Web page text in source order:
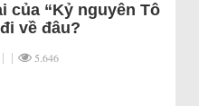
của “Kỷ nguyên Tô
về đâu?
| | 5.646